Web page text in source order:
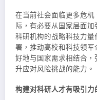
在当前社会面临更多危
际，有必要从国家层面
科研机构的战略科技力
署，推动高校和科技领
好地与国家需求相结合
升应对风险挑战的能力。
构建对科研人才有吸引